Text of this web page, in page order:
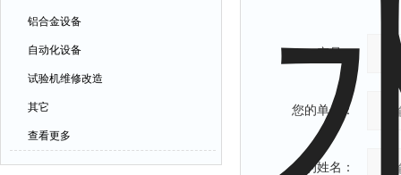
铝合金设备
自动化设备
试验机维修改造
其它
查看更多
产品：
您的单位：
您的姓名：